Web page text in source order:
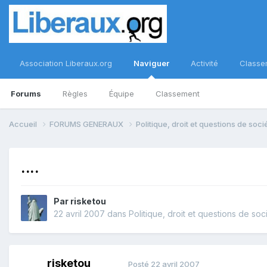
Association Liberaux.org Naviguer
Forums Règles Équipe Classement
Activité
Accueil FORUMS GENERAUX Politique, droit et questions de
....
Par risketou
22 avril 2007 dans Politique, droit et questions de
risketou Posté 22 avril 2007